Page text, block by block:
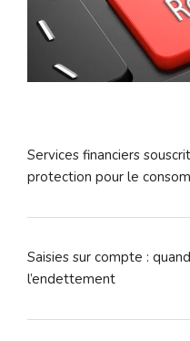
Services financiers
protection pour le
Saisies sur compte :
l’endettement